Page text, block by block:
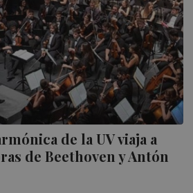
de la UV viaja a
de Beethoven y Antón